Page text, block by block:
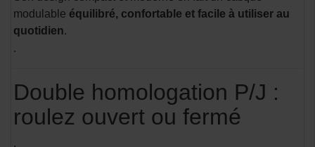
modulable équilibré, confortable et facile à utiliser au
quotidien.
.
Double homologation P/J :
roulez ouvert ou fermé
.